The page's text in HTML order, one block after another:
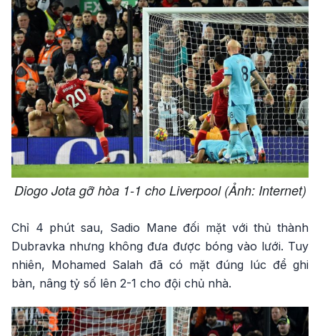
Diogo Jota gỡ hòa 1-1 cho Liverpool (Ảnh: Internet)
Chỉ 4 phút sau, Sadio Mane đối mặt với thủ thành
Dubravka nhưng không đưa được bóng vào lưới. Tuy
nhiên, Mohamed Salah đã có mặt đúng lúc để ghi
bàn, nâng tỷ số lên 2-1 cho đội chủ nhà.